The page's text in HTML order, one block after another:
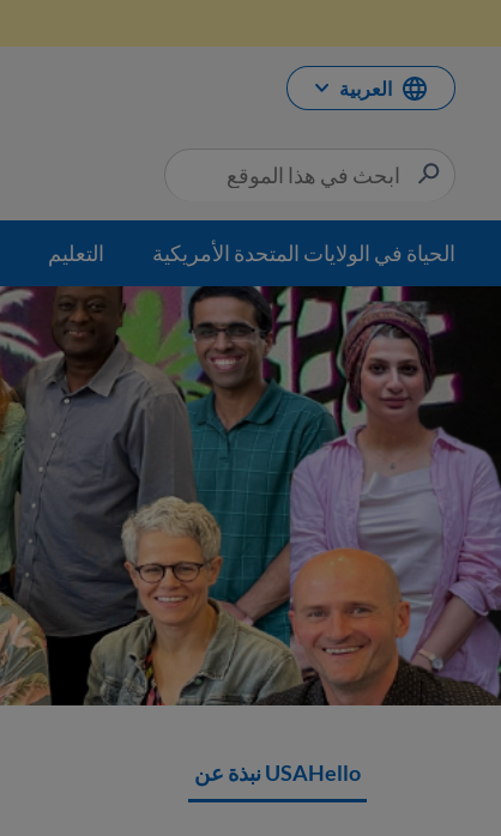
المحتوى
العربية
الحياة في الولايات المتحدة الأمريكية التعليم
USAHello نبذة عن